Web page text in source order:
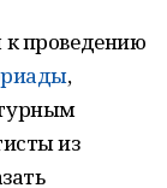
к проведению
,
из